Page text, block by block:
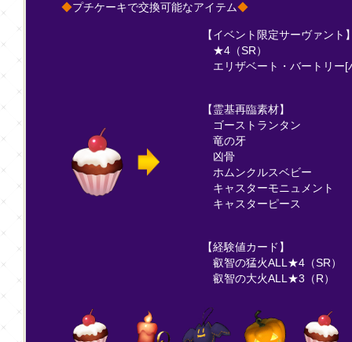
◆プチケーキで交換可能なアイテム◆
【イベント限定サーヴァント
★4（SR）
エリザベート・バートリー[
【霊基再臨素材】
ゴーストランタン
竜の牙
凶骨
ホムンクルスベビー
キャスターモニュメント
キャスターピース
【経験値カード】
叡智の猛火ALL★4（SR）
叡智の大火ALL★3（R）